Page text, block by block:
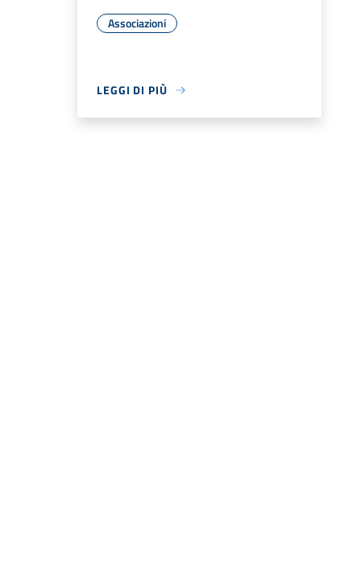
Associazioni
LEGGI DI PIÙ